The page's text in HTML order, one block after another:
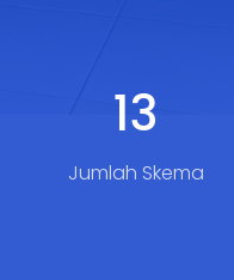
17
Jumlah Skema